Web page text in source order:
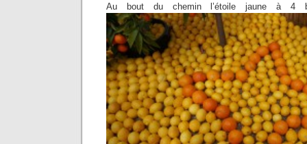
Au bout du chemin l’étoile jaune à 4